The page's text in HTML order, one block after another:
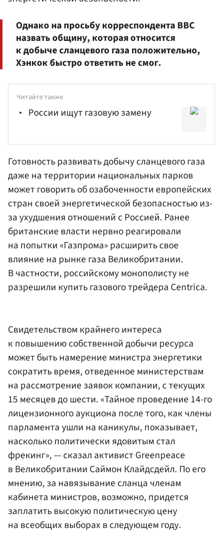
Однако на просьбу корреспондента BBC
назвать общину, которая относится
к добыче сланцевого газа положительно,
Хэнкок быстро ответить не смог.
Читайте также
России ищут газовую замену
Готовность развивать добычу сланцевого газа
даже на территории национальных парков
может говорить об озабоченности европейских
стран своей энергетической безопасностью из-
за ухудшения отношений с Россией. Ранее
британские власти нервно реагировали
на попытки«Газпрома»расширить свое
влияние на рынке газа Великобритании.
В частности, российскому монополисту не
разрешили купить газового трейдера Centrica.
Свидетельством крайнего интереса
к повышению собственной добычи ресурса
может быть намерение министра энергетики
сократить время, отведенное министерствам
на рассмотрение заявок компании, с текущих
15 месяцев до шести. «Тайное проведение 14-го
лицензионного аукциона после того, как члены
парламента ушли на каникулы, показывает,
насколько политически ядовитым стал
фрекинг», — сказал активист Greenpeace
в Великобритании Саймон Клайдсдейл. По его
мнению, за навязывание сланца членам
кабинета министров, возможно, придется
заплатить высокую политическую цену
на всеобщих выборах в следующем году.